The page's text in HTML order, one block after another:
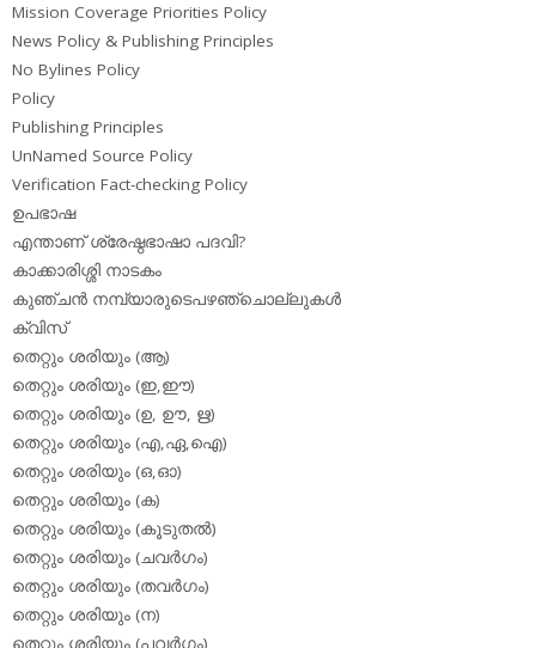
Mission Coverage Priorities Policy
News Policy & Publishing Principles
No Bylines Policy
Policy
Publishing Principles
UnNamed Source Policy
Verification Fact-checking Policy
ഉപഭാഷ
എന്താണ് ശ്രേഷ്ഠഭാഷാ പദവി?
കാക്കാരിശ്ശി നാടകം
കുഞ്ചന്‍ നമ്പ്യാരുടെപഴഞ്ചൊല്ലുകള്‍
ക്വിസ്
തെറ്റും ശരിയും (ആ)
തെറ്റും ശരിയും (ഇ,ഈ)
തെറ്റും ശരിയും (ഉ, ഊ, ഋ)
തെറ്റും ശരിയും (എ,ഏ,ഐ)
തെറ്റും ശരിയും (ഒ,ഓ)
തെറ്റും ശരിയും (ക)
തെറ്റും ശരിയും (കൂടുതല്‍)
തെറ്റും ശരിയും (ചവര്‍ഗം)
തെറ്റും ശരിയും (തവര്‍ഗം)
തെറ്റും ശരിയും (ന)
തെറ്റും ശരിയും (പവര്‍ഗം)